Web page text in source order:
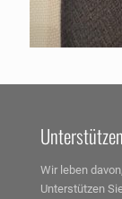
Wir leben
Unterstützen